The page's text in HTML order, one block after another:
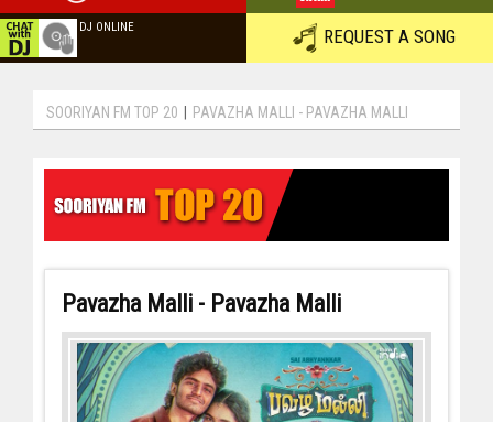
DJ ONLINE REQUEST A SONG
SOORIYAN FM TOP 20 PAVAZHA MALLI - PAVAZHA MALLI
Pavazha Malli - Pavazha Malli